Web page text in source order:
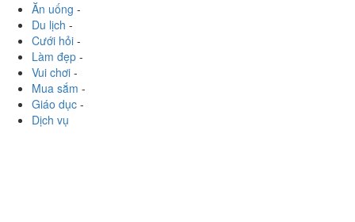
Ăn uống -
Du lịch -
Cưới hỏi -
Làm đẹp -
Vui chơi -
Mua sắm -
Giáo dục -
Dịch vụ